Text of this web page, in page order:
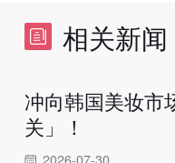
相关新闻
冲向韩国美妆市
关」！